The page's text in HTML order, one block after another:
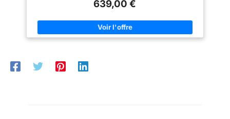
angle gauche ou droit, selon vos besoins et la configuration de
Hauteur 85,7 cm Dimension des meubles hauts : Profondeur
30,5 x Hauteur 57,5 cm Couleur : Blanc/Craie brillant Poids :
135 kg Accessoires : charnières Hettich, poignée en plastique,
639,00 €